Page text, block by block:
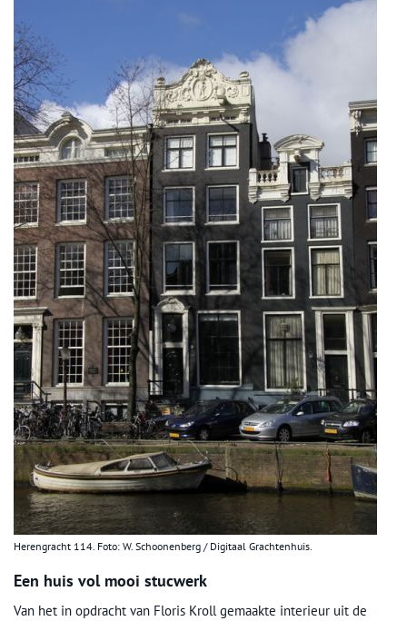
Herengracht 114. Foto: W. Schoonenberg / Digitaal Grachtenhuis.
Een huis vol mooi stucwerk
Van het in opdracht van Floris Kroll gemaakte interieur uit de